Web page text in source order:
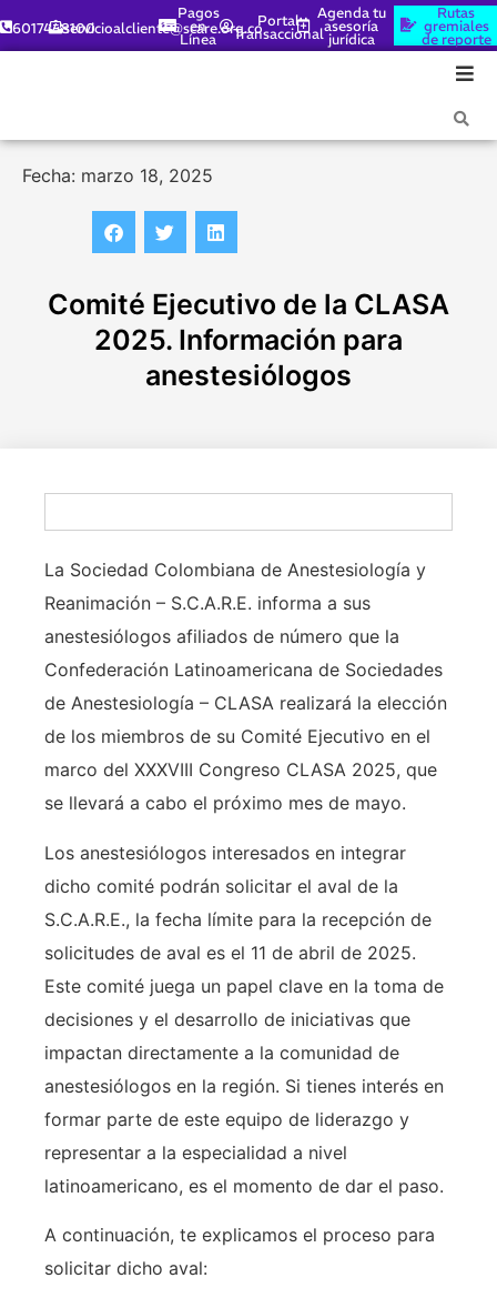
6017448100servicioalcliente@scare.org.co
Pagos
en
Línea
Portal
Transaccional
Agenda tu
asesoría
jurídica
Rutas
gremiales
de reporte
Fecha: marzo 18, 2025
Comité Ejecutivo de la CLASA
2025. Información para
anestesiólogos
La Sociedad Colombiana de Anestesiología y
Reanimación – S.C.A.R.E. informa a sus
anestesiólogos afiliados de número que la
Confederación Latinoamericana de Sociedades
de Anestesiología – CLASA realizará la elección
de los miembros de su Comité Ejecutivo en el
marco del XXXVIII Congreso CLASA 2025, que
se llevará a cabo el próximo mes de mayo.
Los anestesiólogos interesados en integrar
dicho comité podrán solicitar el aval de la
S.C.A.R.E., la fecha límite para la recepción de
solicitudes de aval es el 11 de abril de 2025.
Este comité juega un papel clave en la toma de
decisiones y el desarrollo de iniciativas que
impactan directamente a la comunidad de
anestesiólogos en la región. Si tienes interés en
formar parte de este equipo de liderazgo y
representar a la especialidad a nivel
latinoamericano, es el momento de dar el paso.
A continuación, te explicamos el proceso para
solicitar dicho aval: